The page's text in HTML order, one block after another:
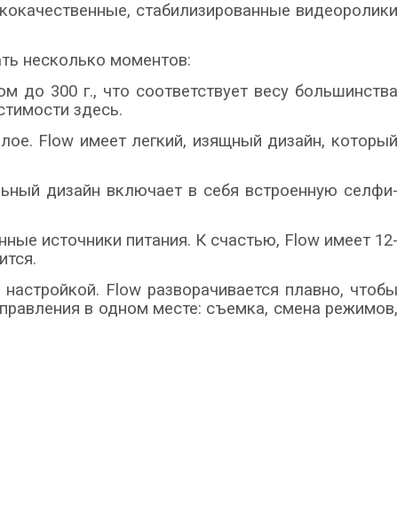
стабилизированные видеоролики
несколько моментов:
300 г., что соответствует весу большинства
здесь.
Flow имеет легкий, изящный дизайн, который
дизайн включает в себя встроенную селфи-
источники питания. К счастью, Flow имеет 12-
Flow разворачивается плавно, чтобы
в одном месте: съемка, смена режимов,